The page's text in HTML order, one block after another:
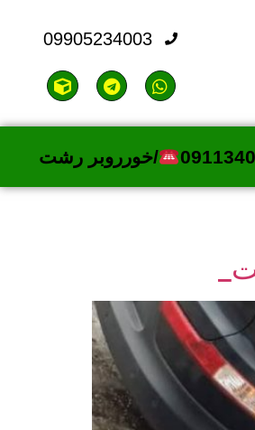
09905234003
/خورروبر رشت